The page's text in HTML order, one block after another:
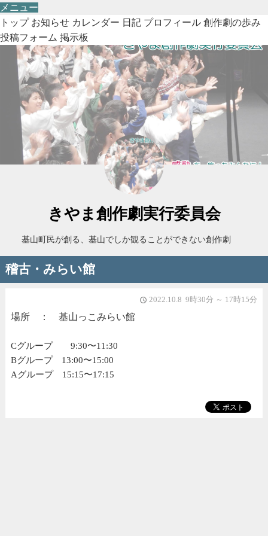
メニュー
トップ お知らせ カレンダー 日記 プロフィール 創作劇の歩み
投稿フォーム 掲示板
きやま創作劇実行委員会
基山町民が創る、基山でしか観ることができない創作劇
稽古・みらい館
access_time 2022.10.8 9時30分 ～ 17時15分
場所 ： 基山っこみらい館
Cグループ 9:30〜11:30
Bグループ 13:00〜15:00
Aグループ 15:15〜17:15